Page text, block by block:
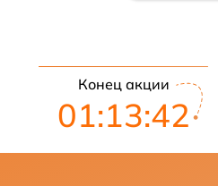
Конец акции
01:13:41